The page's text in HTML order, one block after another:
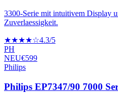
3300-Serie mit intuitivem Display
Zuverlaessigkeit.
★★★★☆4.3/5
PH
NEU€599
Philips
Philips EP7347/90 7000